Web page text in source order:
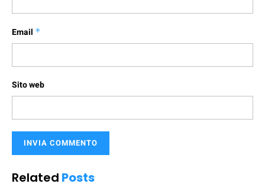
Email *
Sito web
Related Posts